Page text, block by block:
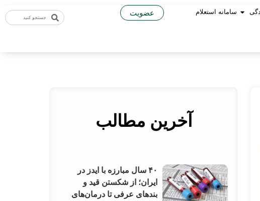
سامانه استعلام عضویت
آخرین مطالب
۴۰ سال مبارزه با ایدز در
ایران؛ از شکستن قید و
بندهای عرفی تا درمان‌های